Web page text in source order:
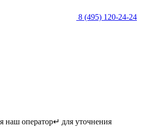
8 (495) 120-24-24
наш оператор↵ для уточнения